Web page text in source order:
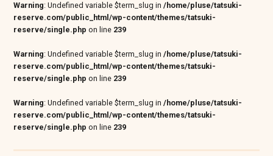
Warning: Undefined variable $term_slug in/home/pluse/tatsuki-
reserve.com/public_html/wp-content/themes/tatsuki-
reserve/single.php on line 239
Warning: Undefined variable $term_slug in/home/pluse/tatsuki-
reserve.com/public_html/wp-content/themes/tatsuki-
reserve/single.php on line 239
Warning: Undefined variable $term_slug in/home/pluse/tatsuki-
reserve.com/public_html/wp-content/themes/tatsuki-
reserve/single.php on line 239